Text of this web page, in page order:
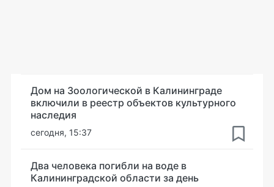
Дом на Зоологической в Калининграде
включили в реестр объектов культурного
наследия
сегодня, 15:37
Два человека погибли на воде в
Калининградской области за день